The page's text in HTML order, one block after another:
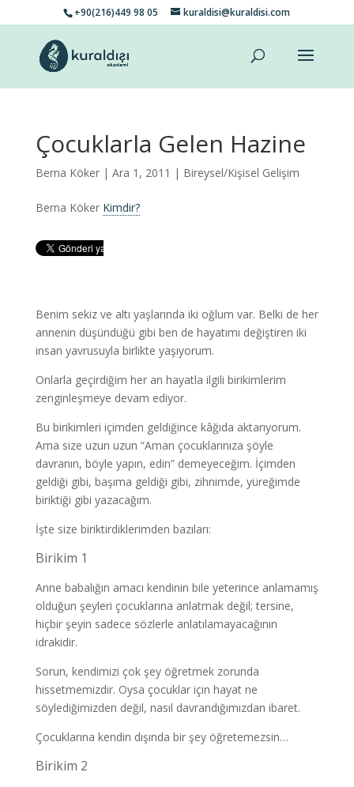
+90(216)449 98 05 kuraldisi@kuraldisi.com
Çocuklarla Gelen Hazine
Berna Köker| Ara 1, 2011 | Bireysel/Kişisel Gelişim
Berna Köker Kimdir?
Benim sekiz ve altı yaşlarında iki oğlum var. Belki de her
annenin düşündüğü gibi ben de hayatımı değiştiren iki
insan yavrusuyla birlikte yaşıyorum.
Onlarla geçirdiğim her an hayatla ilgili birikimlerim
zenginleşmeye devam ediyor.
Bu birikimleri içimden geldiğince kâğıda aktarıyorum.
Ama size uzun uzun “Aman çocuklarınıza şöyle
davranın, böyle yapın, edin” demeyeceğim. İçimden
geldiği gibi, başıma geldiği gibi, zihnimde, yüreğimde
biriktiği gibi yazacağım.
İşte size biriktirdiklerimden bazıları:
Birikim 1
Anne babalığın amacı kendinin bile yeterince anlamamış
olduğun şeyleri çocuklarına anlatmak değil; tersine,
hiçbir şeyin sadece sözlerle anlatılamayacağının
idrakidir.
Sorun, kendimizi çok şey öğretmek zorunda
hissetmemizdir. Oysa çocuklar için hayat ne
söylediğimizden değil, nasıl davrandığımızdan ibaret.
Çocuklarına kendin dışında bir şey öğretemezsin…
Birikim 2